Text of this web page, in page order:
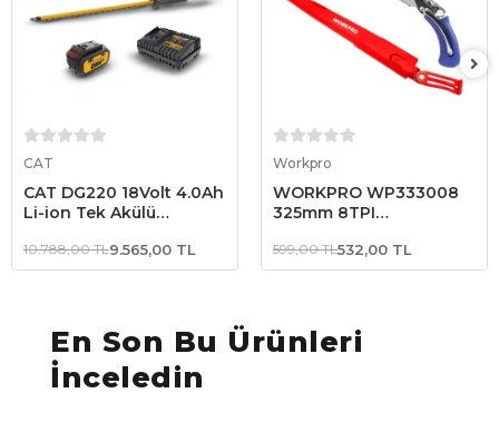
CAT
CAT DG220 18Volt 4.0Ah
Li-ion Tek Akülü
Profesyonel Çit Budama
10.788,00 TL9.565,00 TL
Workpro
WORKPRO WP333008
325mm 8TPI
Budama Testeresi
599,00 TL532,00 TL
En Son Bu Ürünleri
İnceledin